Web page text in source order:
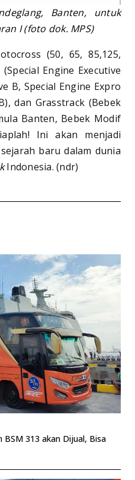
Banten, untuk
I (foto dok. MPS)
(50, 65, 85,125,
Engine Executive
B, Special Engine Expro
dan Grasstrack (Bebek
Banten, Bebek Modif
Ini akan menjadi
baru dalam dunia
Indonesia. (ndr)
BSM 313 akan Dijual, Bisa